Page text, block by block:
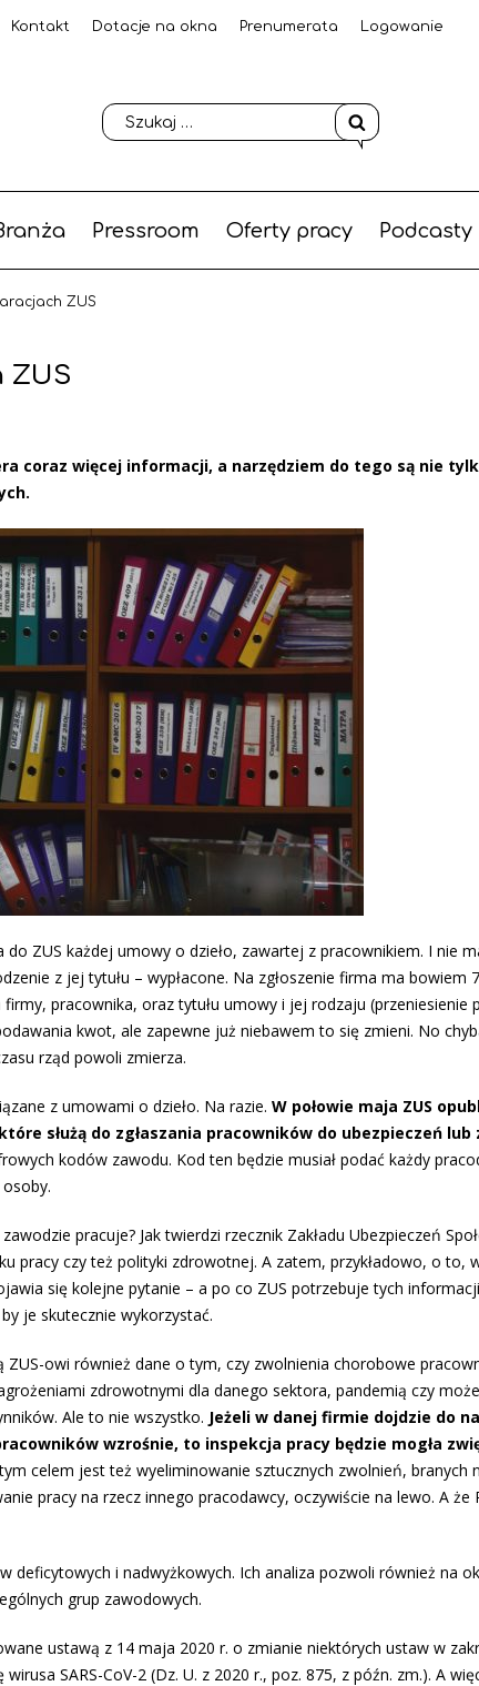
Kontakt Dotacje na okna Prenumerata Logowanie
Pressroom Oferty pracy Podcasty
ZUS
ZUS
coraz więcej informacji, a narzędziem do tego są nie
ZUS każdej umowy o dzieło, zawartej z pracownikiem. I nie
z jej tytułu – wypłacone. Na zgłoszenie firma ma bowiem
pracownika, oraz tytułu umowy i jej rodzaju (przeniesienie
kwot, ale zapewne już niebawem to się zmieni. No
rząd powoli zmierza.
z umowami o dzieło. Na razie. W połowie maja ZUS
służą do zgłaszania pracowników do ubezpieczeń lub
kodów zawodu. Kod ten będzie musiał podać każdy
osoby.
pracuje? Jak twierdzi rzecznik Zakładu Ubezpieczeń
pracy czy też polityki zdrowotnej. A zatem, przykładowo, o to,
się kolejne pytanie – a po co ZUS potrzebuje tych
je skutecznie wykorzystać.
owi również dane o tym, czy zwolnienia chorobowe
zdrowotnymi dla danego sektora, pandemią czy
Ale to nie wszystko. Jeżeli w danej firmie dojdzie do
wzrośnie, to inspekcja pracy będzie mogła
celem jest też wyeliminowanie sztucznych zwolnień, branych
pracy na rzecz innego pracodawcy, oczywiście na lewo. A że
deficytowych i nadwyżkowych. Ich analiza pozwoli również na
grup zawodowych.
ustawą z 14 maja 2020 r. o zmianie niektórych ustaw w
SARS-CoV-2 (Dz. U. z 2020 r., poz. 875, z późn. zm.). A